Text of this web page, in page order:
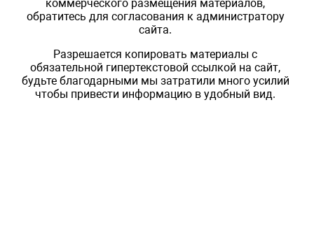
коммерческого размещения материалов,
обратитесь для согласования к администратору
сайта.
Разрешается копировать материалы с
обязательной гипертекстовой ссылкой на сайт,
будьте благодарными мы затратили много усилий
чтобы привести информацию в удобный вид.